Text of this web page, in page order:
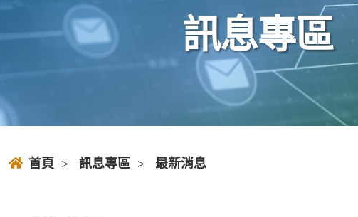
訊息專區
首頁 > 訊息專區 > 最新消息